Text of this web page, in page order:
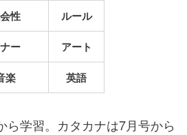
性 ルール
ー アート
楽 英語
ら学習。カタカナは7月号から